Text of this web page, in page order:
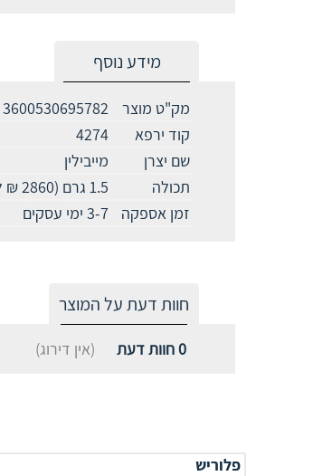
מידע נוסף
מק"ט מוצר
3600530695782
קוד ירפא
4274
שם יצרן
מייבילין
תכולה
1.5 גרם (2860 ₪ ל-100 גרם)
זמן אספקה
3-7 ימי עסקים
חוות דעת על המוצר
0חוות דעת (אין דירוג)
פלוריש